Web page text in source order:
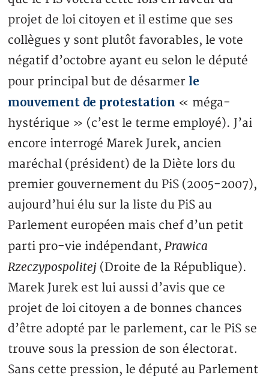
projet de loi citoyen et il estime que ses
collègues y sont plutôt favorables, le vote
négatif d’octobre ayant eu selon le député
pour principal but de désarmer le
mouvement de protestation « méga-
hystérique » (c’est le terme employé). J’ai
encore interrogé Marek Jurek, ancien
maréchal (président) de la Diète lors du
premier gouvernement du PiS (2005-2007),
aujourd’hui élu sur la liste du PiS au
Parlement européen mais chef d’un petit
parti pro-vie indépendant,Prawica
Rzeczypospolitej (Droite de la République).
Marek Jurek est lui aussi d’avis que ce
projet de loi citoyen a de bonnes chances
d’être adopté par le parlement, car le PiS se
trouve sous la pression de son électorat.
Sans cette pression, le député au Parlement